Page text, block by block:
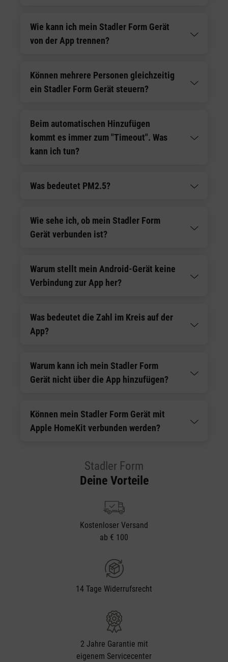
Wie kann ich mein Stadler Form Gerät
von der App trennen?
Können mehrere Personen gleichzeitig
ein Stadler Form Gerät steuern?
Beim automatischen Hinzufügen
kommt es immer zum "Timeout". Was
kann ich tun?
Was bedeutet PM2.5?
Wie sehe ich, ob mein Stadler Form
Gerät verbunden ist?
Warum stellt mein Android-Gerät keine
Verbindung zur App her?
Was bedeutet die Zahl im Kreis auf der
App?
Warum kann ich mein Stadler Form
Gerät nicht über die App hinzufügen?
Können mein Stadler Form Gerät mit
Apple HomeKit verbunden werden?
Stadler Form
Deine Vorteile
Kostenloser Versand
ab € 100
14 Tage Widerrufsrecht
2 Jahre Garantie mit
eigenem Servicecenter